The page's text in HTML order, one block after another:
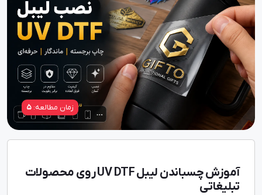
زمان مطالعه: 5
آموزش چسباندن لیبل UV DTF روی محصولات
تبلیغاتی